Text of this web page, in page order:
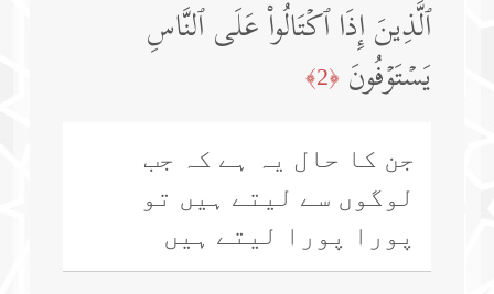
ٱلَّذِینَ إِذَا ٱكۡتَالُوا۟ عَلَى ٱلنَّاسِ
یَسۡتَوۡفُونَ ﴿2﴾
جن کا حال یہ ہے کہ جب
لوگوں سے لیتے ہیں تو
پورا پورا لیتے ہیں